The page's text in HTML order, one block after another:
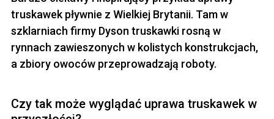
truskawek pływnie z Wielkiej Brytanii. Tam w
szklarniach firmy Dyson truskawki rosną w
rynnach zawieszonych w kolistych konstrukcjach,
a zbiory owoców przeprowadzają roboty.
Czy tak może wyglądać uprawa truskawek w